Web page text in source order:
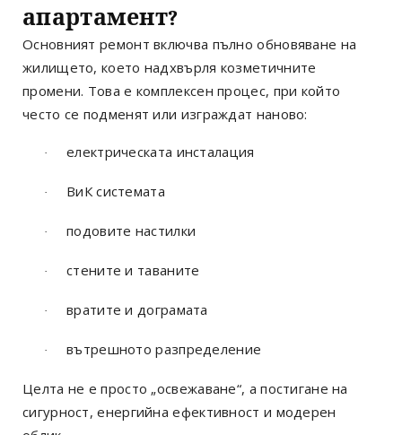
апартамент?
Основният ремонт включва пълно обновяване на
жилището, което надхвърля козметичните
промени. Това е комплексен процес, при който
често се подменят или изграждат наново:
· електрическата инсталация
· ВиК системата
· подовите настилки
· стените и таваните
· вратите и дограмата
· вътрешното разпределение
Целта не е просто „освежаване“, а постигане на
сигурност, енергийна ефективност и модерен